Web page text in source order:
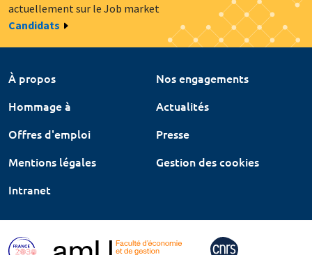
actuellement sur le Job market
Candidats
À propos
Nos engagements
Hommage à
Actualités
Offres d'emploi
Presse
Mentions légales
Gestion des cookies
Intranet